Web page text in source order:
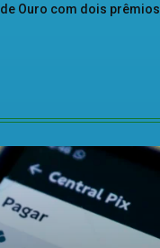
de Ouro com dois prêmios